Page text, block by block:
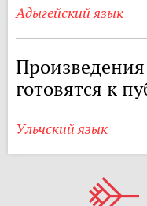
Адыгейский язык
готовятся к
Ульчский язык